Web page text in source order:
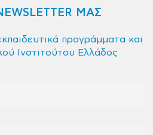
ΜΑΣ
προγράμματα και
Ινστιτούτου Ελλάδος